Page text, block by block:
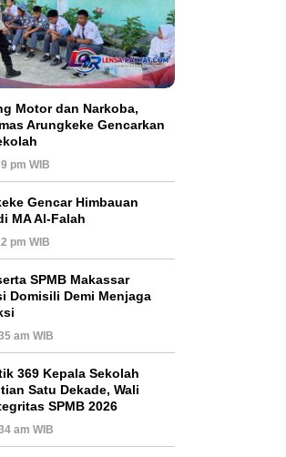
Motor dan Narkoba,
Arungkeke Gencarkan
pm WIB
Gencar Himbauan
MA Al-Falah
pm WIB
SPMB Makassar
Domisili Demi Menjaga
am WIB
369 Kepala Sekolah
Satu Dekade, Wali
SPMB 2026
am WIB